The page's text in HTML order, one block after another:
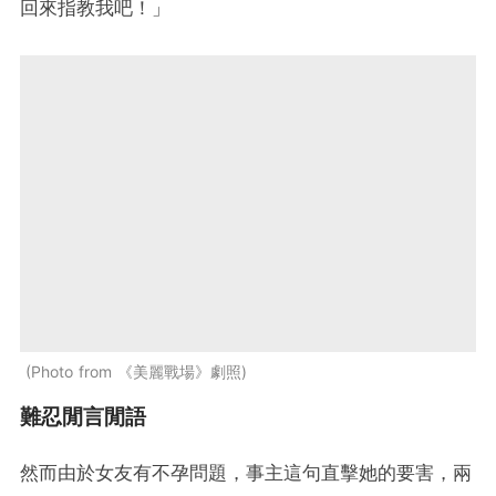
回來指教我吧！」
Photo from 《美麗戰場》劇照
難忍閒言閒語
然而由於女友有不孕問題，事主這句直擊她的要害，兩